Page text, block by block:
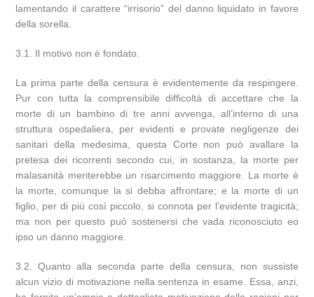
lamentando il carattere “irrisorio” del danno liquidato in favore
della sorella.
3.1. Il motivo non è fondato.
La prima parte della censura è evidentemente da respingere.
Pur con tutta la comprensibile difficoltà di accettare che la
morte di un bambino di tre anni avvenga, all’interno di una
struttura ospedaliera, per evidenti e provate negligenze dei
sanitari della medesima, questa Corte non può avallare la
pretesa dei ricorrenti secondo cui, in sostanza, la morte per
malasanità meriterebbe un risarcimento maggiore. La morte è
la morte, comunque la si debba affrontare; e la morte di un
figlio, per di più così piccolo, si connota per l’evidente tragicità;
ma non per questo può sostenersi che vada riconosciuto eo
ipso un danno maggiore.
3.2. Quanto alla seconda parte della censura, non sussiste
alcun vizio di motivazione nella sentenza in esame. Essa, anzi,